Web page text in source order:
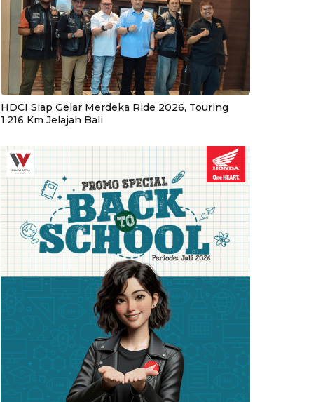
HDCI Siap Gelar Merdeka Ride 2026, Touring
1.216 Km Jelajah Bali